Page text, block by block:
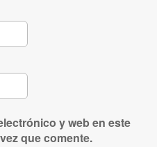
y web en este
que comente.